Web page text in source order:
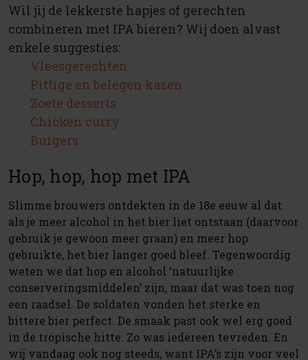
Wil jij de lekkerste hapjes of gerechten
combineren met IPA bieren? Wij doen alvast
enkele suggesties:
· Vleesgerechten
· Pittige en belegen kazen
· Zoete desserts
· Chicken curry
· Burgers
Hop, hop, hop met IPA
Slimme brouwers ontdekten in de 18e eeuw al dat
als je meer alcohol in het bier liet ontstaan (daarvoor
gebruik je gewoon meer graan) en meer hop
gebruikte, het bier langer goed bleef. Tegenwoordig
weten we dat hop en alcohol ‘natuurlijke
conserveringsmiddelen’ zijn, maar dat was toen nog
een raadsel. De soldaten vonden het sterke en
bittere bier perfect. De smaak past ook wel erg goed
in de tropische hitte. Zo was iedereen tevreden. En
wij vandaag ook nog steeds, want IPA’s zijn voor veel